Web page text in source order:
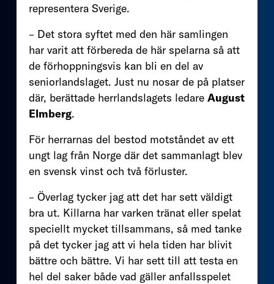
representera Sverige.
– Det stora syftet med den här samlingen
har varit att förbereda de här spelarna så att
de förhoppningsvis kan bli en del av
seniorlandslaget. Just nu nosar de på platser
där, berättade herrlandslagets ledare August
Elmberg.
För herrarnas del bestod motståndet av ett
ungt lag från Norge där det sammanlagt blev
en svensk vinst och två förluster.
– Överlag tycker jag att det har sett väldigt
bra ut. Killarna har varken tränat eller spelat
speciellt mycket tillsammans, så med tanke
på det tycker jag att vi hela tiden har blivit
bättre och bättre. Vi har sett till att testa en
hel del saker både vad gäller anfallsspelet